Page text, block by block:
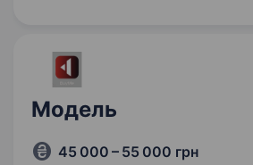
Модель
45 000 – 55 000 грн